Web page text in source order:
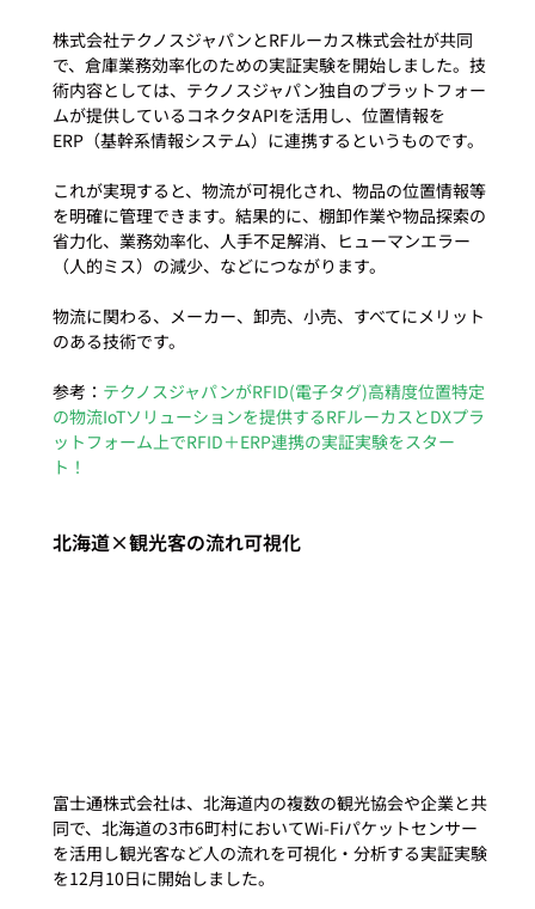
株式会社テクノスジャパンとRFルーカス株式会社が共同
で、倉庫業務効率化のための実証実験を開始しました。技
術内容としては、テクノスジャパン独自のプラットフォー
ムが提供しているコネクタAPIを活用し、位置情報を
ERP（基幹系情報システム）に連携するというものです。
これが実現すると、物流が可視化され、物品の位置情報等
を明確に管理できます。結果的に、棚卸作業や物品探索の
省力化、業務効率化、人手不足解消、ヒューマンエラー
（人的ミス）の減少、などにつながります。
物流に関わる、メーカー、卸売、小売、すべてにメリット
のある技術です。
参考： テクノスジャパンがRFID(電子タグ)高精度位置特定
の物流IoTソリューションを提供するRFルーカスとDXプラ
ットフォーム上でRFID＋ERP連携の実証実験をスター
ト！
北海道×観光客の流れ可視化
富士通株式会社は、北海道内の複数の観光協会や企業と共
同で、北海道の3市6町村においてWi-Fiパケットセンサー
を活用し観光客など人の流れを可視化・分析する実証実験
を12月10日に開始しました。